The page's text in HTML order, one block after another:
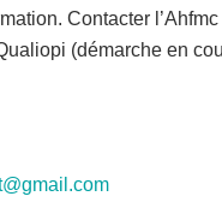
Contacter
(démarche en